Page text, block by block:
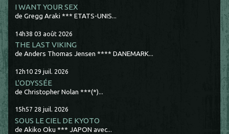
I WANT YOUR SEX
de Gregg Araki *** ETATS-UNIS...
14h38 03 août 2026
THE LAST VIKING
de Anders Thomas Jensen **** DANEMARK...
12h10 29 juil. 2026
L'ODYSSÉE
de Christopher Nolan ***(*)...
15h57 28 juil. 2026
SOUS LE CIEL DE KYOTO
de Akiko Oku *** JAPON avec...